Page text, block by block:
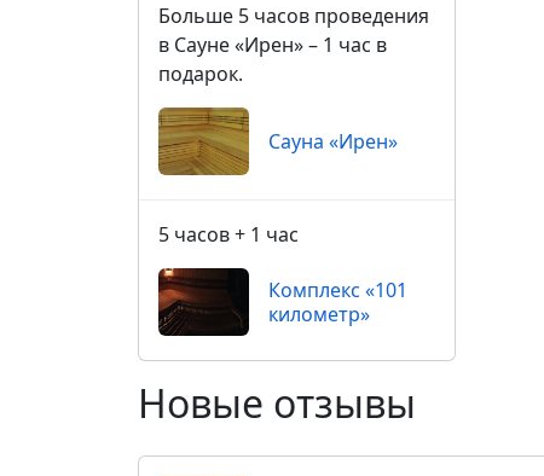
Больше 5 часов проведения
в Сауне «Ирен» – 1 час в
подарок.
Сауна «Ирен»
5 часов + 1 час
Комплекс «101
километр»
Новые отзывы